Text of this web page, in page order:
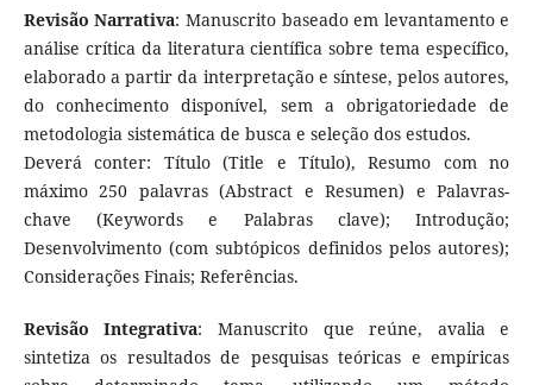
Revisão Narrativa: Manuscrito baseado em levantamento e
análise crítica da literatura científica sobre tema específico,
elaborado a partir da interpretação e síntese, pelos autores,
do conhecimento disponível, sem a obrigatoriedade de
metodologia sistemática de busca e seleção dos estudos.
Deverá conter: Título (Title e Título), Resumo com no
máximo 250 palavras (Abstract e Resumen) e Palavras-
chave (Keywords e Palabras clave); Introdução;
Desenvolvimento (com subtópicos definidos pelos autores);
Considerações Finais; Referências.
Revisão Integrativa: Manuscrito que reúne, avalia e
sintetiza os resultados de pesquisas teóricas e empíricas